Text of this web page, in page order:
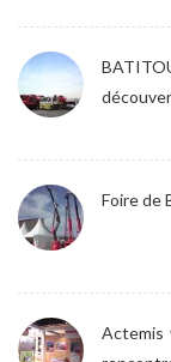
Foire de
Actemis